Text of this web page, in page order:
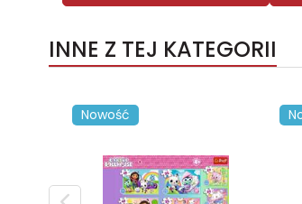
INNE Z TEJ KATEGORII
Nowość